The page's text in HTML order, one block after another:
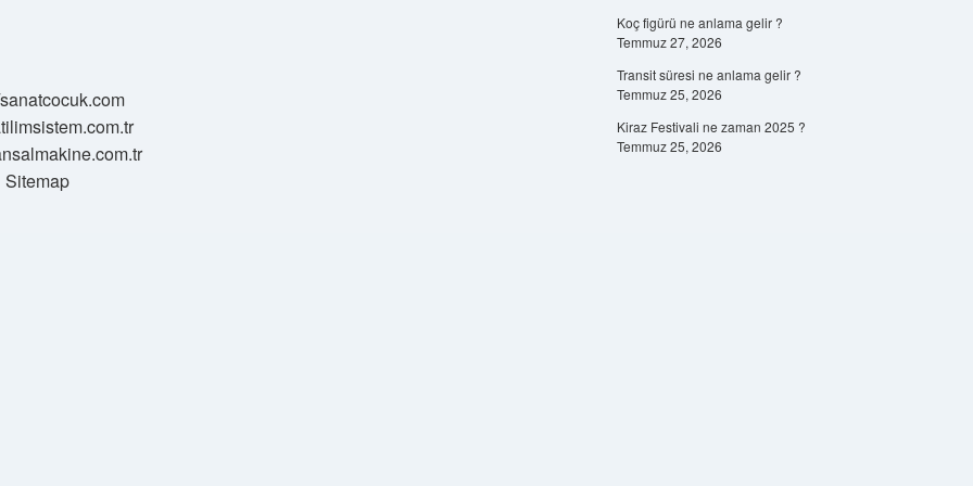
Sitemap
Koç figürü ne anlama gelir ?
Temmuz 27, 2026
Transit süresi ne anlama gelir ?
Temmuz 25, 2026
Kiraz Festivali ne zaman 2025 ?
Temmuz 25, 2026